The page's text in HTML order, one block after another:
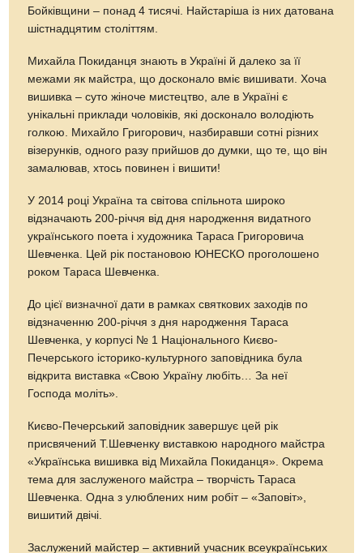
Бойківщини – понад 4 тисячі. Найстаріша із них датована
шістнадцятим століттям.
Михайла Покиданця знають в Україні й далеко за її
межами як майстра, що досконало вміє вишивати. Хоча
вишивка – суто жіноче мистецтво, але в Україні є
унікальні приклади чоловіків, які досконало володіють
голкою. Михайло Григорович, назбиравши сотні різних
візерунків, одного разу прийшов до думки, що те, що він
замалював, хтось повинен і вишити!
У 2014 році Україна та світова спільнота широко
відзначають 200-річчя від дня народження видатного
українського поета і художника Тараса Григоровича
Шевченка. Цей рік постановою ЮНЕСКО проголошено
роком Тараса Шевченка.
До цієї визначної дати в рамках святкових заходів по
відзначенню 200-річчя з дня народження Тараса
Шевченка, у корпусі № 1 Національного Києво-
Печерського історико-культурного заповідника була
відкрита виставка «Свою Україну любіть… За неї
Господа моліть».
Києво-Печерський заповідник завершує цей рік
присвячений Т.Шевченку виставкою народного майстра
«Українська вишивка від Михайла Покиданця». Окрема
тема для заслуженого майстра – творчість Тараса
Шевченка. Одна з улюблених ним робіт – «Заповіт»,
вишитий двічі.
Заслужений майстер – активний учасник всеукраїнських